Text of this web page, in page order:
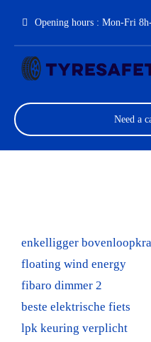
Opening hours : Mon-Fri
About us
Mechanical engineering
How temperature
Partners
Need a
enkelligger
floating wind energy
fibaro dimmer 2
beste elektrische fiets
lpk keuring verplicht